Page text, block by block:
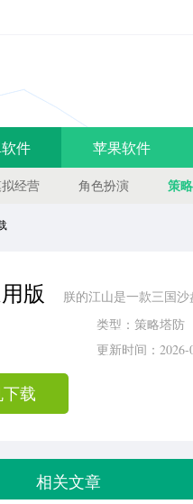
件 苹果软件
经营 角色扮演 策
版
朕的江山是一款三国
类型：策略塔防
更新时间：2026-
载
相关文章